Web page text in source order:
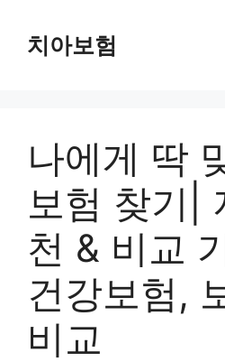
content치아보험
나에게 딱
보험 찾기|
천 & 비교
건강보험,
비교